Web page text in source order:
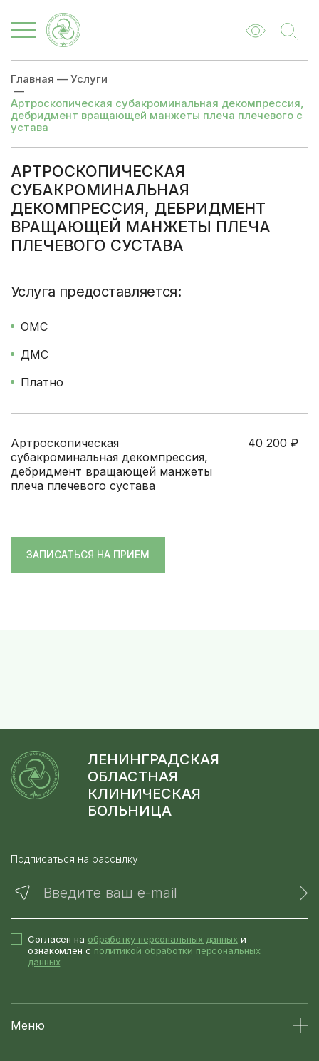
Главная — Услуги
—
Артроскопическая субакроминальная декомпрессия,
дебридмент вращающей манжеты плеча плечевого с
устава
АРТРОСКОПИЧЕСКАЯ
СУБАКРОМИНАЛЬНАЯ
ДЕКОМПРЕССИЯ, ДЕБРИДМЕНТ
ВРАЩАЮЩЕЙ МАНЖЕТЫ ПЛЕЧА
ПЛЕЧЕВОГО СУСТАВА
Цены Записаться
Услуга предоставляется:
ОМС
ДМС
Платно
Артроскопическая
субакроминальная декомпрессия,
дебридмент вращающей манжеты
плеча плечевого сустава
40 200 ₽
ЗАПИСАТЬСЯ НА ПРИЕМ
ЛЕНИНГРАДСКАЯ
ОБЛАСТНАЯ
КЛИНИЧЕСКАЯ
БОЛЬНИЦА
Подписаться на рассылку
Введите ваш e-mail
Согласен на обработку персональных данных и
ознакомлен с политикой обработки персональных
данных
Меню